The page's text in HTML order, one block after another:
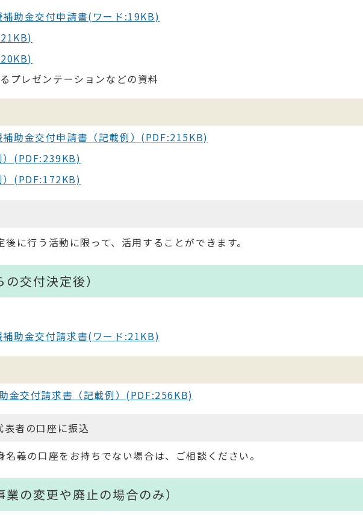
助金交付申請書(ワード:19KB)
プレゼンテーションなどの資料
助金交付申請書（記載例）(PDF:215KB)
）(PDF:239KB)
）(PDF:172KB)
に行う活動に限って、活用することができます。
交付決定後）
助金交付請求書(ワード:21KB)
金交付請求書（記載例）(PDF:256KB)
者の口座に振込
義の口座をお持ちでない場合は、ご相談ください。
の変更や廃止の場合のみ）